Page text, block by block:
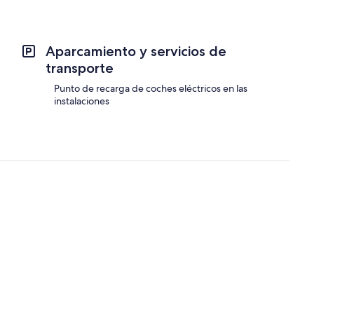
Aparcamiento y servicios de
transporte
Punto de recarga de coches eléctricos en las
instalaciones